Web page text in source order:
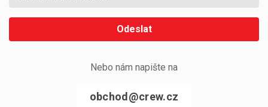
Odeslat
Nebo nám napište na
obchod@crew.cz